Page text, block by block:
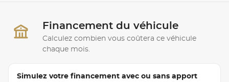
Financement du véhicule
Calculez combien vous coûtera ce véhicule
chaque mois.
Simulez votre financement avec ou sans apport